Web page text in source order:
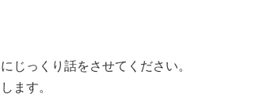
じっくり話をさせてください。
ます。